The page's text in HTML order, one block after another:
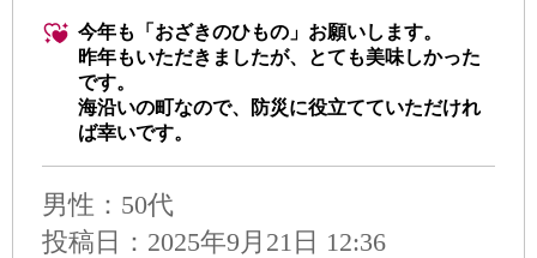
今年も「おざきのひもの」お願いします。
昨年もいただきましたが、とても美味しかった
です。
海沿いの町なので、防災に役立てていただけれ
ば幸いです。
男性 ：50代
投稿日：2025年9月21日 12:36